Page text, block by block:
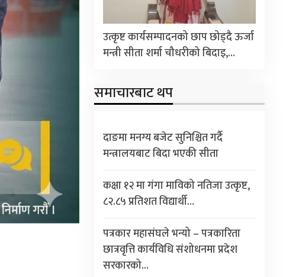
उत्कृष्ट कार्यसम्पादनको छाप छोड्दै ऊर्जा
मन्त्री सीता शर्मा चौधरीको बिदाइ,…
समाचारबाट थप
दाङमा मनग्य बजेट सुनिश्चित गर्दै
मन्त्रालयबाट बिदा भएकी सीता
कक्षा १२ मा गंगा माविको नतिजा उत्कृष्ट,
८२.८५ प्रतिशत विद्यार्थी…
पत्रकार महासंघले भन्यो – पत्रकारिता
छात्रवृत्ति कार्यविधि संशोधनमा प्रदेश
सरकारको…